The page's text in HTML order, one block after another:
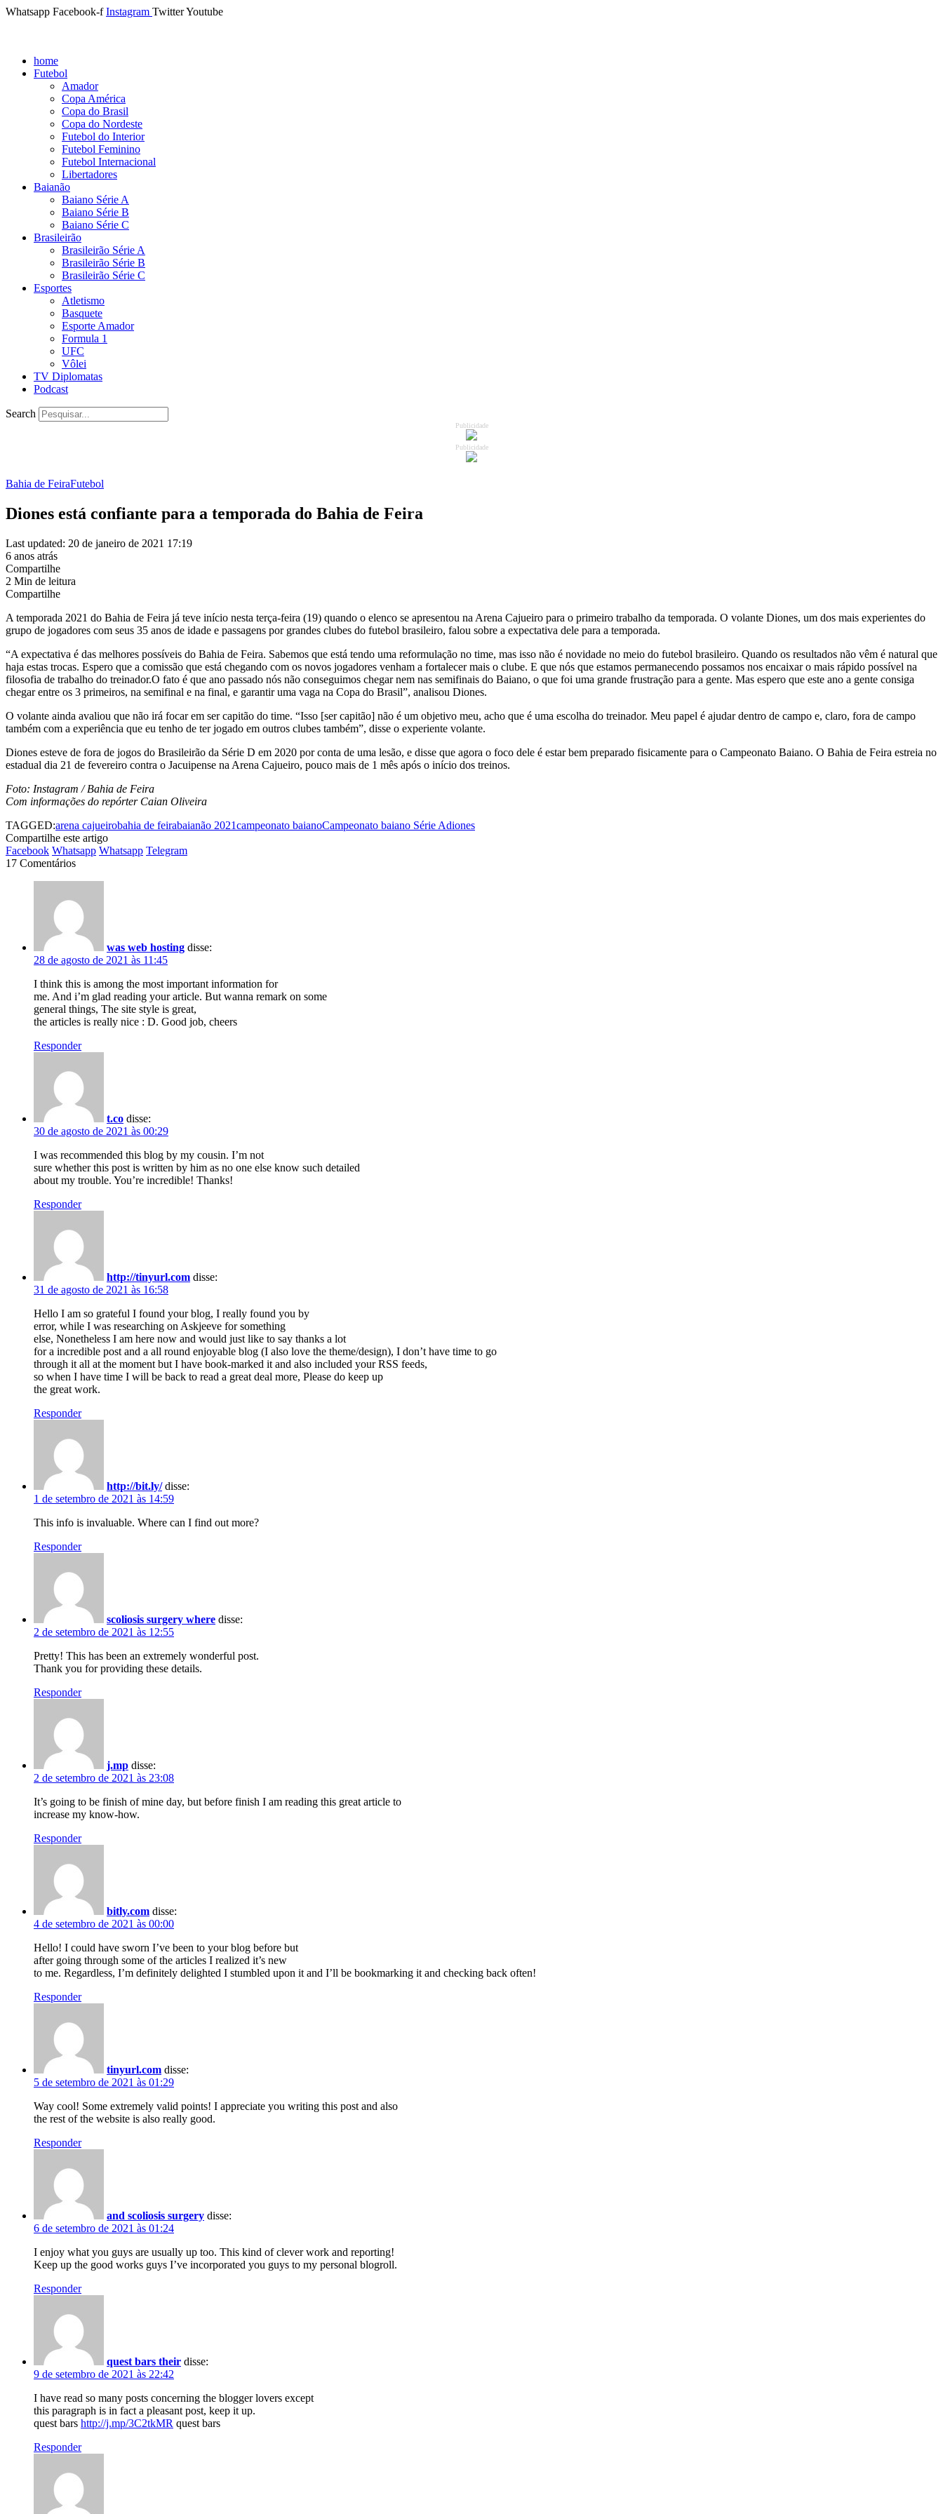
Whatsapp Facebook-f Instagram TwitterYoutube
home
Futebol
Amador
Copa América
Copa do Brasil
Copa do Nordeste
Futebol do Interior
Futebol Feminino
Futebol Internacional
Libertadores
Baianão
Baiano Série A
Baiano Série B
Baiano Série C
Brasileirão
Brasileirão Série A
Brasileirão Série B
Brasileirão Série C
Esportes
Atletismo
Basquete
Esporte Amador
Formula 1
UFC
Vôlei
TV Diplomatas
Podcast
Search
Publicidade
Publicidade
Bahia de FeiraFutebol
Diones está confiante para a temporada do Bahia de Feira
Last updated: 20 de janeiro de 2021 17:19
6 anos atrás
Compartilhe
2 Min de leitura
Compartilhe
A temporada 2021 do Bahia de Feira já teve início nesta terça-feira (19) quando o elenco se apresentou na Arena Cajueiro para o primeiro trabalho da temporada. O volante Diones, um dos mais experientes do
grupo de jogadores com seus 35 anos de idade e passagens por grandes clubes do futebol brasileiro, falou sobre a expectativa dele para a temporada.
“A expectativa é das melhores possíveis do Bahia de Feira. Sabemos que está tendo uma reformulação no time, mas isso não é novidade no meio do futebol brasileiro. Quando os resultados não vêm é natural que
haja estas trocas. Espero que a comissão que está chegando com os novos jogadores venham a fortalecer mais o clube. E que nós que estamos permanecendo possamos nos encaixar o mais rápido possível na
filosofia de trabalho do treinador.O fato é que ano passado nós não conseguimos chegar nem nas semifinais do Baiano, o que foi uma grande frustração para a gente. Mas espero que este ano a gente consiga
chegar entre os 3 primeiros, na semifinal e na final, e garantir uma vaga na Copa do Brasil”, analisou Diones.
O volante ainda avaliou que não irá focar em ser capitão do time. “Isso [ser capitão] não é um objetivo meu, acho que é uma escolha do treinador. Meu papel é ajudar dentro de campo e, claro, fora de campo
também com a experiência que eu tenho de ter jogado em outros clubes também”, disse o experiente volante.
Diones esteve de fora de jogos do Brasileirão da Série D em 2020 por conta de uma lesão, e disse que agora o foco dele é estar bem preparado fisicamente para o Campeonato Baiano. O Bahia de Feira estreia no
estadual dia 21 de fevereiro contra o Jacuipense na Arena Cajueiro, pouco mais de 1 mês após o início dos treinos.
Foto: Instagram / Bahia de Feira
Com informações do repórter Caian Oliveira
TAGGED:arena cajueirobahia de feirabaianão 2021campeonato baianoCampeonato baiano Série Adiones
Compartilhe este artigo
Facebook Whatsapp Whatsapp Telegram
17 Comentários
was web hosting disse:
28 de agosto de 2021 às 11:45
I think this is among the most important information for
me. And i’m glad reading your article. But wanna remark on some
general things, The site style is great,
the articles is really nice : D. Good job, cheers
Responder
t.co disse:
30 de agosto de 2021 às 00:29
I was recommended this blog by my cousin. I’m not
sure whether this post is written by him as no one else know such detailed
about my trouble. You’re incredible! Thanks!
Responder
http://tinyurl.com disse:
31 de agosto de 2021 às 16:58
Hello I am so grateful I found your blog, I really found you by
error, while I was researching on Askjeeve for something
else, Nonetheless I am here now and would just like to say thanks a lot
for a incredible post and a all round enjoyable blog (I also love the theme/design), I don’t have time to go
through it all at the moment but I have book-marked it and also included your RSS feeds,
so when I have time I will be back to read a great deal more, Please do keep up
the great work.
Responder
http://bit.ly/ disse:
1 de setembro de 2021 às 14:59
This info is invaluable. Where can I find out more?
Responder
scoliosis surgery where disse:
2 de setembro de 2021 às 12:55
Pretty! This has been an extremely wonderful post.
Thank you for providing these details.
Responder
j.mp disse:
2 de setembro de 2021 às 23:08
It’s going to be finish of mine day, but before finish I am reading this great article to
increase my know-how.
Responder
bitly.com disse:
4 de setembro de 2021 às 00:00
Hello! I could have sworn I’ve been to your blog before but
after going through some of the articles I realized it’s new
to me. Regardless, I’m definitely delighted I stumbled upon it and I’ll be bookmarking it and checking back often!
Responder
tinyurl.com disse:
5 de setembro de 2021 às 01:29
Way cool! Some extremely valid points! I appreciate you writing this post and also
the rest of the website is also really good.
Responder
and scoliosis surgery disse:
6 de setembro de 2021 às 01:24
I enjoy what you guys are usually up too. This kind of clever work and reporting!
Keep up the good works guys I’ve incorporated you guys to my personal blogroll.
Responder
quest bars their disse:
9 de setembro de 2021 às 22:42
I have read so many posts concerning the blogger lovers except
this paragraph is in fact a pleasant post, keep it up.
quest bars http://j.mp/3C2tkMR quest bars
Responder